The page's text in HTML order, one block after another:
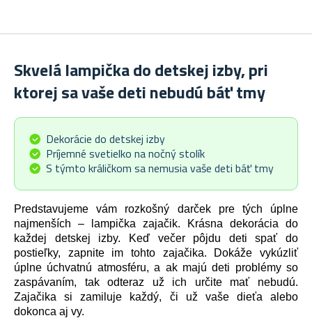
Skvelá lampička do detskej izby, pri
ktorej sa vaše deti nebudú báť tmy
Dekorácie do detskej izby
Príjemné svetielko na nočný stolík
S týmto králičkom sa nemusia vaše deti báť tmy
Predstavujeme vám rozkošný darček pre tých úplne
najmenších – lampička zajačik. Krásna dekorácia do
každej detskej izby. Keď večer pôjdu deti spať do
postieľky, zapnite im tohto zajačika. Dokáže vykúzliť
úplne úchvatnú atmosféru, a ak majú deti problémy so
zaspávaním, tak odteraz už ich určite mať nebudú.
Zajačika si zamiluje každý, či už vaše dieťa alebo
dokonca aj vy.